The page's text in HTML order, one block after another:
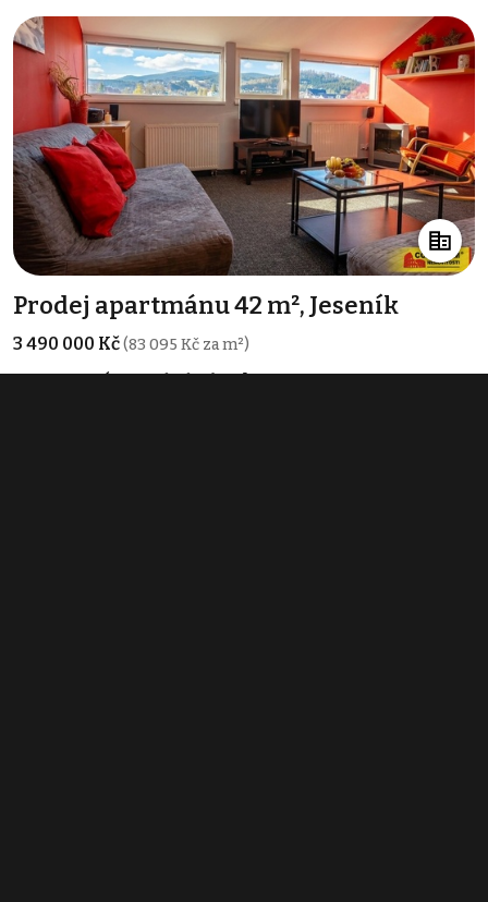
Prodej apartmánu 42 m², Jeseník
3 490 000 Kč(83 095 Kč za m²)
Typapartmány Plocha42 m²